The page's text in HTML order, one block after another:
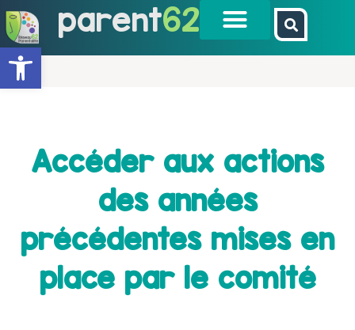
Ouvrir la barre d’outils
parent62
Accéder aux actions
des années
précédentes mises en
place par le comité